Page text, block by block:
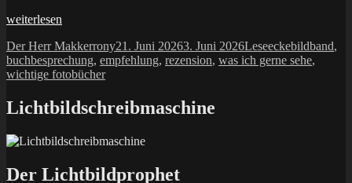
„Meisterwerke
Henri
Cartier-
Bresson“
weiterlesen
Autor
Der Herr MakkerronyVeröffentlicht
am
21. Juni 20263. Juni 2026Kategorien
Leseeckebildband,
buchbesprechung, empfehlung, rezension, was ich gerne sehe,
wichtige fotobücher
Lichtbildschreibmaschine
Der Lichtbildprophet